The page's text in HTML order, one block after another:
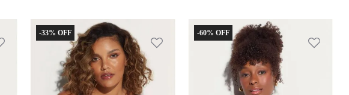
-33% -60%